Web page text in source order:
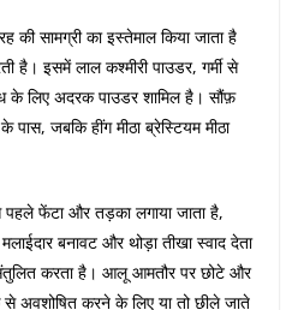
सामग्री का इस्तेमाल किया जाता है
है। इसमें लाल कश्मीरी पाउडर, गर्मी से
लिए अदरक पाउडर शामिल है। सौंफ़
जबकि हींग मीठा ब्रेस्टियम मीठा
फेंटा और तड़का लगाया जाता है,
बनावट और थोड़ा तीखा स्वाद देता
करता है। आलू आमतौर पर छोटे और
से अवशोषित करने के लिए या तो छीले जाते